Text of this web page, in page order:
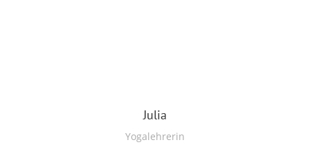
Julia
Yogalehrerin